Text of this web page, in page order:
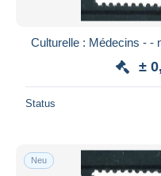
Culturelle : Médecins - -
±
Status
Neu